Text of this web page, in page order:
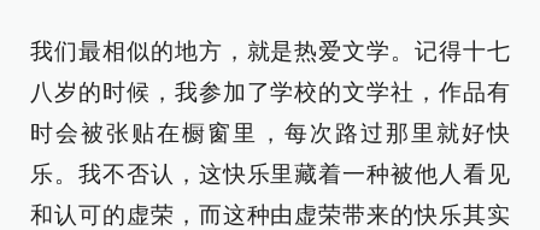
我们最相似的地方，就是热爱文学。记得十七
八岁的时候，我参加了学校的文学社，作品有
时会被张贴在橱窗里，每次路过那里就好快
乐。我不否认，这快乐里藏着一种被他人看见
和认可的虚荣，而这种由虚荣带来的快乐其实